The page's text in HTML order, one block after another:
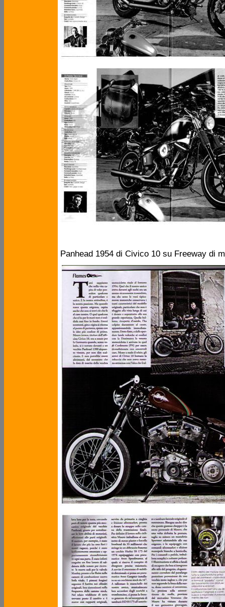
Panhead 1954 di Civico 10 su Freeway di